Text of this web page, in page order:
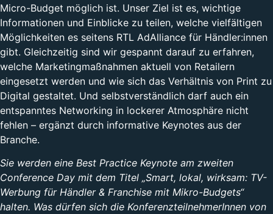
Micro-Budget möglich ist. Unser Ziel ist es, wichtige
Informationen und Einblicke zu teilen, welche vielfältigen
Möglichkeiten es seitens RTL AdAlliance für Händler:innen
gibt. Gleichzeitig sind wir gespannt darauf zu erfahren,
welche Marketingmaßnahmen aktuell von Retailern
eingesetzt werden und wie sich das Verhältnis von Print zu
Digital gestaltet. Und selbstverständlich darf auch ein
entspanntes Networking in lockerer Atmosphäre nicht
fehlen – ergänzt durch informative Keynotes aus der
Branche.
Sie werden eine Best Practice Keynote am zweiten
Conference Day mit dem Titel „Smart, lokal, wirksam: TV-
Werbung für Händler & Franchise mit Mikro-Budgets“
halten. Was dürfen sich die KonferenzteilnehmerInnen von